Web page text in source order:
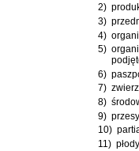
2)
3)
4)
5)
6)
7)
8)
9)
10)
11)